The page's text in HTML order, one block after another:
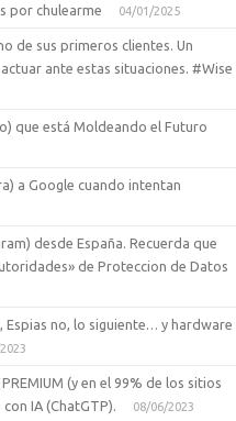
por chulearme
04/01/2025
de sus primeros clientes. Un
ante estas situaciones. #Wise
que está Moldeando el Futuro
a Google cuando intentan
desde España. Recuerda que
de Proteccion de Datos
Espias no, lo siguiente… y hardware
(y en el 99% de los sitios
IA (ChatGTP).
08/06/2023